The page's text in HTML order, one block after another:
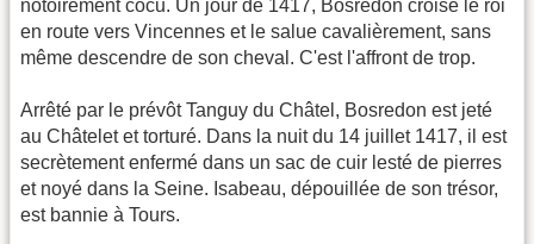
notoirement cocu. Un jour de 1417, Bosredon croise le roi
en route vers Vincennes et le salue cavalièrement, sans
même descendre de son cheval. C'est l'affront de trop.
​Arrêté par le prévôt Tanguy du Châtel, Bosredon est jeté
au Châtelet et torturé. Dans la nuit du 14 juillet 1417, il est
secrètement enfermé dans un sac de cuir lesté de pierres
et noyé dans la Seine. Isabeau, dépouillée de son trésor,
est bannie à Tours.